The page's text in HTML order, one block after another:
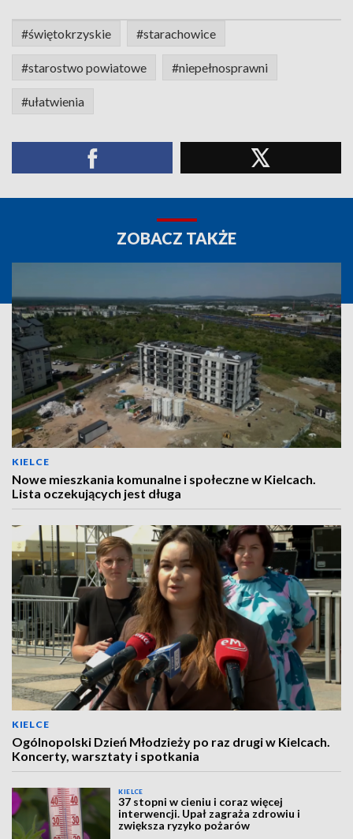
#świętokrzyskie #starachowice
#starostwo powiatowe #niepełnosprawni
#ułatwienia
ZOBACZ TAKŻE
KIELCE
Nowe mieszkania komunalne i społeczne w Kielcach.
Lista oczekujących jest długa
KIELCE
Ogólnopolski Dzień Młodzieży po raz drugi w Kielcach.
Koncerty, warsztaty i spotkania
KIELCE
37 stopni w cieniu i coraz więcej
interwencji. Upał zagraża zdrowiu i
zwiększa ryzyko pożarów